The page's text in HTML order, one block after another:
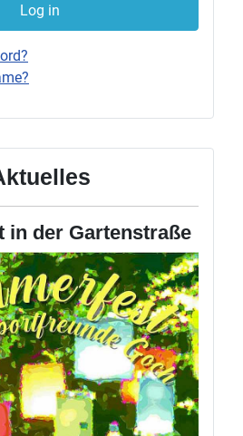
in der Gartenstraße
Log in